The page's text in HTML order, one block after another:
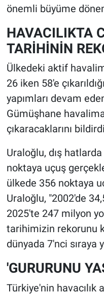
önemli büyüme
HAVACILIKTA
TARİHİNİN
Ülkedeki aktif
26 iken 58'e
yapımları devam
Gümüşhane
çıkaracaklarını
Uraloğlu, dış
noktaya uçuş
ülkede 356 noktaya
Uraloğlu, "2002'de
2025'te 247 milyon
tarihimizin rekorunu
dünyada 7'nci sıraya
'GURURUNU
Türkiye'nin havacılık